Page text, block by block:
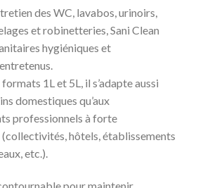
des WC, lavabos, urinoirs,
et robinetteries, Sani Clean
hygiéniques et
1L et 5L, il s’adapte aussi
domestiques qu’aux
professionnels à forte
hôtels, établissements
etc.).